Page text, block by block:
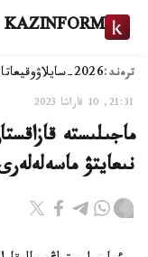
KAZINFORM
ترەند:2026-سايلاۋ وقيعا
21:31, 10 قاراشا 2023
ماجىلىستە
نىعايتۋ